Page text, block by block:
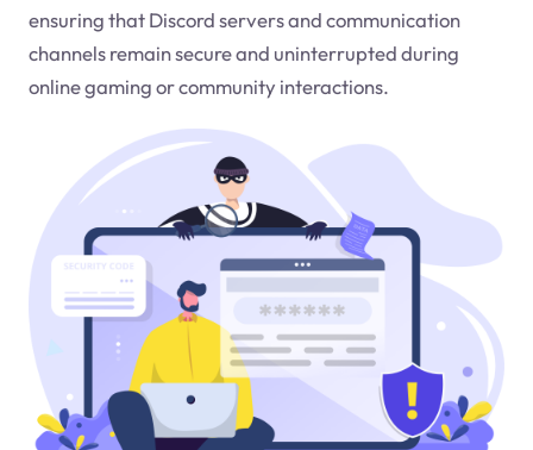
ensuring that Discord servers and communication
channels remain secure and uninterrupted during
online gaming or community interactions.